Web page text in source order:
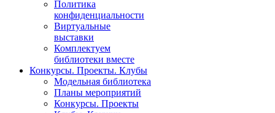
Политика
конфиденциальности
Виртуальные
выставки
Комплектуем
библиотеки вместе
Конкурсы. Проекты. Клубы
Модельная библиотека
Планы мероприятий
Конкурсы. Проекты